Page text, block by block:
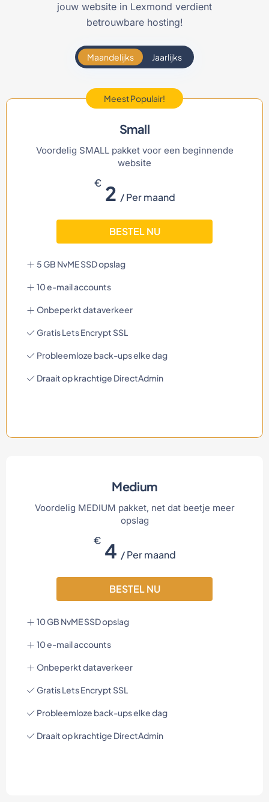
jouw website in Lexmond verdient
betrouwbare hosting!
Maandelijks Jaarlijks
Meest Populair!
Small
Voordelig SMALL pakket voor een beginnende
website
€2 / Per maand
BESTEL NU
5 GB NvME SSD opslag
10 e-mail accounts
Onbeperkt dataverkeer
Gratis Lets Encrypt SSL
Probleemloze back-ups elke dag
Draait op krachtige DirectAdmin
Medium
Voordelig MEDIUM pakket, net dat beetje meer
opslag
€4 / Per maand
BESTEL NU
10 GB NvME SSD opslag
10 e-mail accounts
Onbeperkt dataverkeer
Gratis Lets Encrypt SSL
Probleemloze back-ups elke dag
Draait op krachtige DirectAdmin